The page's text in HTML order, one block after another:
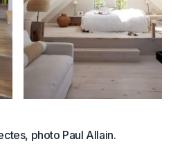
photo Paul Allain.